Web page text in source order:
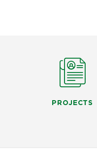
PROJECTS